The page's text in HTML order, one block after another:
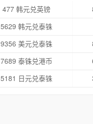
477 韩元兑英镑
5629 韩元兑泰铢
9356 美元兑泰铢
7689 泰铢兑港币
5181 日元兑泰铢